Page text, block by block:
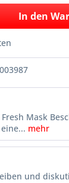
In den
Mask
mehr
und